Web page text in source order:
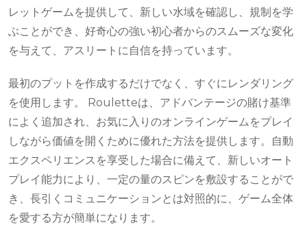
レットゲームを提供して、新しい水域を確認し、規制を学
ぶことができ、好奇心の強い初心者からのスムーズな変化
を与えて、アスリートに自信を持っています。
最初のプットを作成するだけでなく、すぐにレンダリング
を使用します。 Rouletteは、アドバンテージの賭け基準
によく追加され、お気に入りのオンラインゲームをプレイ
しながら価値を開くために優れた方法を提供します。自動
エクスペリエンスを享受した場合に備えて、新しいオート
プレイ能力により、一定の量のスピンを敷設することがで
き、長引くコミュニケーションとは対照的に、ゲーム全体
を愛する方が簡単になります。